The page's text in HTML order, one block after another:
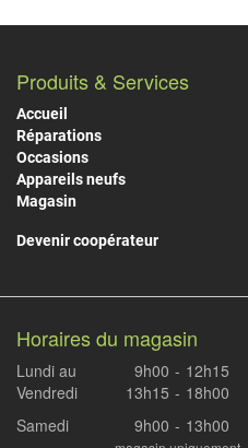
Produits & Services
Accueil
Réparations
Occasions
Appareils neufs
Magasin
Devenir coopérateur
Horaires du magasin
Lundi au
Vendredi
9h00
13h15
-
-
12h15
18h00
Samedi
9h00 - 13h00